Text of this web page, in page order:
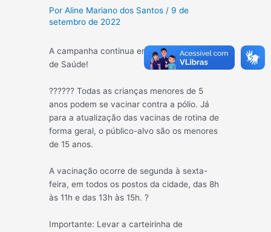
PorAline Mariano dos Santos / 9 de
setembro de 2022
A campanha continua em todos os Postos
de Saúde!
?????? Todas as crianças menores de 5
anos podem se vacinar contra a pólio. Já
para a atualização das vacinas de rotina de
forma geral, o público-alvo são os menores
de 15 anos.
A vacinação ocorre de segunda à sexta-
feira, em todos os postos da cidade, das 8h
às 11h e das 13h às 15h. ?
Importante: Levar a carteirinha de